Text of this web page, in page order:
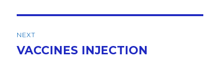
NEXT
Next
VACCINES INJECTION